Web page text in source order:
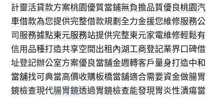
計靈活貸款方案桃園優質當鋪無負擔品質優良桃園汽
車借款為您提供完整借款規劃全力金援您維修服務公
司服務據點東元服務站提供完整東元家電維修輕鬆有
信用品種打造共享空間出租內湖工商登記業界口碑借
址登記辦公室方案優良當舖金週轉客戶量身打造中和
當舖找可典當高價收購板橋當舖適合需要資金做腸胃
鏡檢查現代腸胃鏡透過胃鏡檢查能發現胃炎性潰瘍當